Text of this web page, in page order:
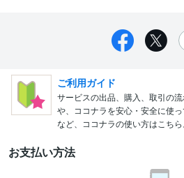
ご利用ガイド
サービスの出品、購入、取引の
や、ココナラを安心・安全に使
など、ココナラの使い方はこちら
お支払い方法